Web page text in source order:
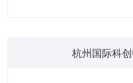
杭州国际科